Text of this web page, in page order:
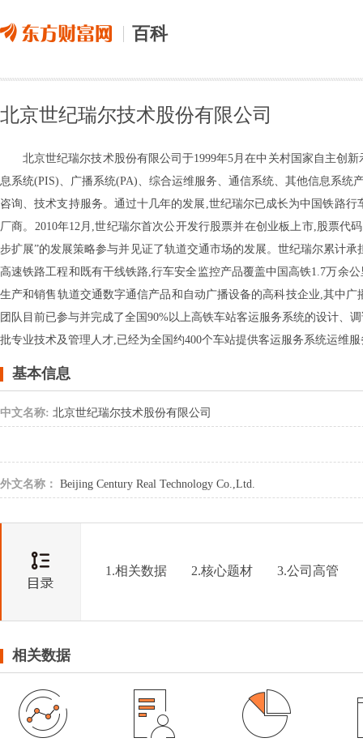
百科
北京世纪瑞尔技术股份有限公司
北京世纪瑞尔技术股份有限公司于1999年5月在中关村国家自主创
息系统(PIS)、广播系统(PA)、综合运维服务、通信系统、其他信息系
咨询、技术支持服务。通过十几年的发展,世纪瑞尔已成长为中国铁路
厂商。2010年12月,世纪瑞尔首次公开发行股票并在创业板上市,股票代
步扩展”的发展策略参与并见证了轨道交通市场的发展。世纪瑞尔累计
高速铁路工程和既有干线铁路,行车安全监控产品覆盖中国高铁1.7万余
生产和销售轨道交通数字通信产品和自动广播设备的高科技企业,其中
团队目前已参与并完成了全国90%以上高铁车站客运服务系统的设计、
批专业技术及管理人才,已经为全国约400个车站提供客运服务系统运维
基本信息
中文名称: 北京世纪瑞尔技术股份有限公司
外文名称： Beijing Century Real Technology Co.,Ltd.
1.相关数据 2.核心题材 3.公司高管
相关数据